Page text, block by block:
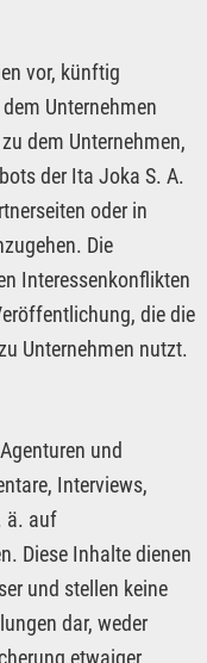
vor, künftig
Unternehmen
dem Unternehmen,
der Ita Joka S. A.
oder in
Die
Interessenkonflikten
die die
Unternehmen nutzt.
und
Interviews,
ä. auf
Diese Inhalte dienen
und stellen keine
dar, weder
etwaiger